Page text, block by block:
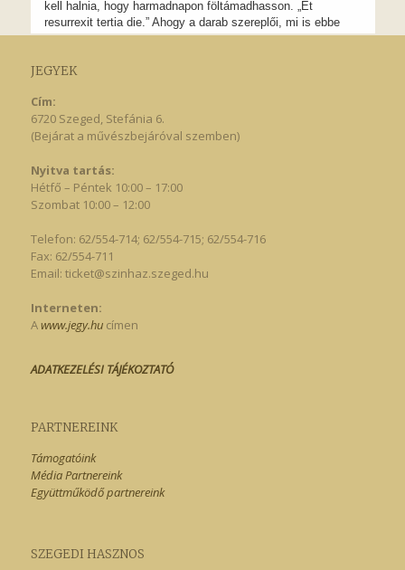
JEGYEK
Cím:
6720 Szeged, Stefánia 6.
(Bejárat a művészbejáróval szemben)
Nyitva tartás:
Hétfő – Péntek 10:00 – 17:00
Szombat 10:00 – 12:00
Telefon: 62/554-714; 62/554-715; 62/554-716
Fax: 62/554-711
Email: ticket@szinhaz.szeged.hu
Interneten:
Awww.jegy.hucímen
ADATKEZELÉSI TÁJÉKOZTATÓ
PARTNEREINK
Támogatóink
Média Partnereink
Együttműködő partnereink
SZEGEDI HASZNOS